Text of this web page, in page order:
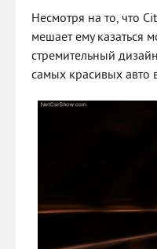
Несмотря на то, что
мешает ему казаться
стремительный
самых красивых авто